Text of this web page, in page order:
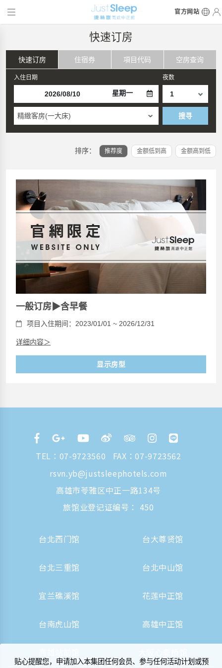
官方网站
快速订房
快速订房 住宿券 項目代码 空房查询
入住日期
星期一
夜数
精緻客房(一大床) 搜寻
排序： 推荐度 金额低到高 金额高到低
一般订房▶含早餐
项目入住期间：2023/01/01 ~ 2026/12/31
详细内容＞
显示房型
TEL： 07-9723560
FAX：07-9723562
rsvn.yb@justsleephotels.com
高雄市苓雅区中正一路134号
旅馆业登记证编号： 450
台北西门馆 台大尊贤馆
台北三重馆 台北中山馆
宜兰礁溪馆 花莲中正馆
台南虎山馆 高雄中正馆
贴心提醒您，申请加入本集团任何会员、参与任何活动计划或预